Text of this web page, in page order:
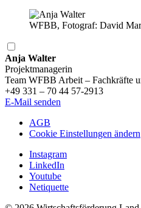
WFBB, Fotograf: David
Anja Walter
Projektmanagerin
Team WFBB Arbeit – Fachkräfte
+49 331 – 70 44 57-2913
E-Mail senden
AGB
Cookie Einstellungen ändern
Instagram
LinkedIn
Youtube
Netiquette